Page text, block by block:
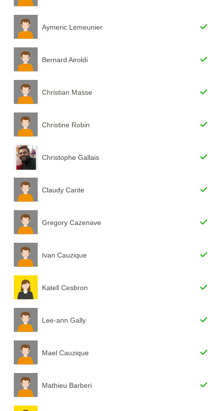
Aymeric Lemeunier
Bernard Airoldi
Christian Masse
Christine Robin
Christophe Gallais
Claudy Carite
Gregory Cazenave
Ivan Cauzique
Katell Cesbron
Lee-ann Gally
Mael Cauzique
Mathieu Barberi